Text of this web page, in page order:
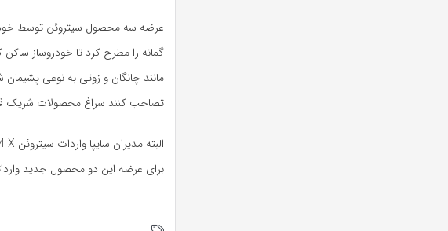
عرضه سه محصول سیتروئن توسط
مانند چانگان و زوتی به نوعی پشیمان
تصاحب کنند سراغ محصولات شریک
برای عرضه این دو محصول جدید